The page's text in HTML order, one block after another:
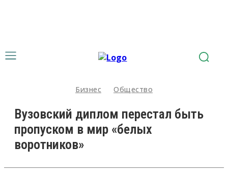
Бизнес Общество
Вузовский диплом перестал быть
пропуском в мир «белых
воротников»